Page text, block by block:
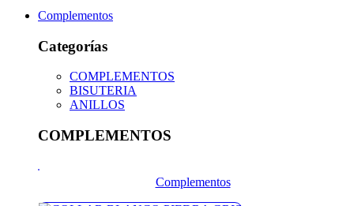
Complementos
Categorías
COMPLEMENTOS
BISUTERIA
ANILLOS
COMPLEMENTOS
Complementos